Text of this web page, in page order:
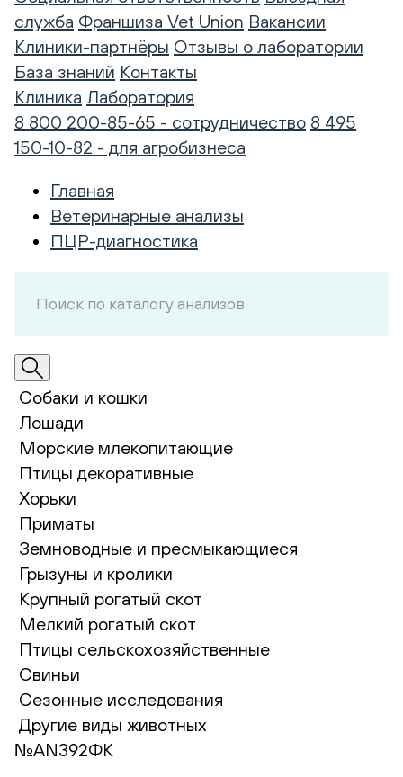
служба Франшиза Vet Union Вакансии
Клиники-партнёры Отзывы о лаборатории
База знаний Контакты
Клиника Лаборатория
8 800 200-85-65 - сотрудничество 8 495
150-10-82 - для агробизнеса
Главная
Ветеринарные анализы
ПЦР-диагностика
Собаки и кошки
Лошади
Морские млекопитающие
Птицы декоративные
Хорьки
Приматы
Земноводные и пресмыкающиеся
Грызуны и кролики
Крупный рогатый скот
Мелкий рогатый скот
Птицы сельскохозяйственные
Свиньи
Сезонные исследования
Другие виды животных
№AN392ФК